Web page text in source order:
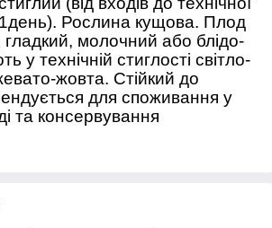
Рослина кущова. Плод
гладкий, молочний або блідо-
у технічній стиглості світло-
жовта. Стійкий до
для споживання у
та консервування